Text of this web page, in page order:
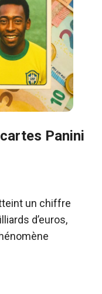
Panini
un chiffre
d’euros,